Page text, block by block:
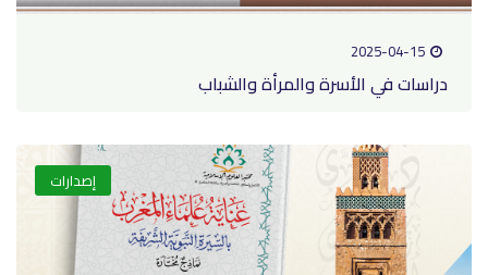
2025-04-15
دراسات في الأسرة والمرأة والشباب
إصدارات